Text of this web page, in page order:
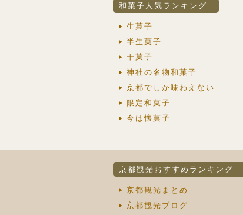
和菓子人気ランキング
生菓子
半生菓子
干菓子
神社の名物和菓子
京都でしか味わえない
限定和菓子
今は懐菓子
京都観光おすすめランキング
京都観光まとめ
京都観光ブログ